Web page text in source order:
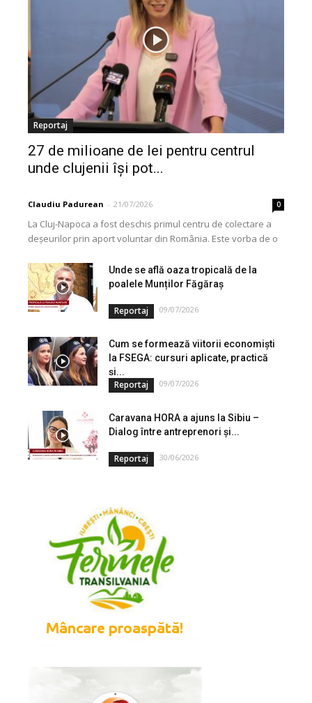
Reportaj
27 de milioane de lei pentru centrul
unde clujenii își pot...
Claudiu Padurean - 21/07/2026 0
La Cluj-Napoca a fost deschis primul centru de colectare a
deșeurilor prin aport voluntar din România. Este vorba de o
Unde se află oaza tropicală de la
poalele Munților Făgăraș
Reportaj 09/07/2026
Cum se formează viitorii economiști
la FSEGA: cursuri aplicate, practică
și...
Reportaj 09/07/2026
Caravana HORA a ajuns la Sibiu –
Dialog între antreprenori și...
Reportaj 30/06/2026